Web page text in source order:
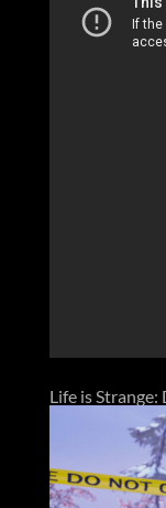
Life is Strange: